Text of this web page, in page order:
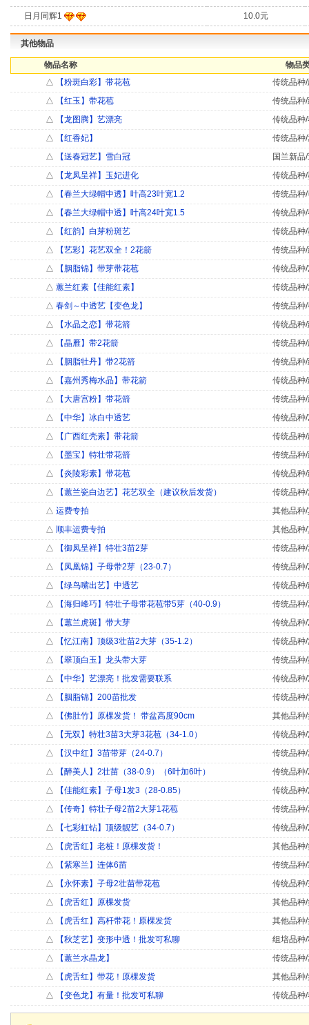
日月同辉1 10.0元
其他物品
物品名称
物品
△ 【粉斑白彩】带花苞
传统品种
△ 【红玉】带花苞
传统品种
△ 【龙图腾】艺漂亮
传统品种
△ 【红香妃】
传统品种
△ 【送春冠艺】雪白冠
国兰新品
△ 【龙凤呈祥】玉妃进化
传统品种
△ 【春兰大绿帽中透】叶高23叶宽1.2
传统品种
△ 【春兰大绿帽中透】叶高24叶宽1.5
传统品种
△ 【红韵】白芽粉斑艺
传统品种
△ 【艺彩】花艺双全！2花箭
传统品种
△ 【胭脂锦】带芽带花苞
传统品种
△ 蕙兰红素【佳能红素】
传统品种
△ 春剑～中透艺【变色龙】
传统品种
△ 【水晶之恋】带花箭
传统品种
△ 【晶雁】带2花箭
传统品种
△ 【胭脂牡丹】带2花箭
传统品种
△ 【嘉州秀梅水晶】带花箭
传统品种
△ 【大唐宫粉】带花箭
传统品种
△ 【中华】冰白中透艺
传统品种
△ 【广西红壳素】带花箭
传统品种
△ 【墨宝】特壮带花箭
传统品种
△ 【炎陵彩素】带花苞
传统品种
△ 【蕙兰瓷白边艺】花艺双全（建议秋后发货）
传统品种
△ 运费专拍
其他品种
△ 顺丰运费专拍
其他品种
△ 【御凤呈祥】特壮3苗2芽
传统品种
△ 【凤凰锦】子母带2芽（23-0.7）
传统品种
△ 【绿鸟嘴出艺】中透艺
传统品种
△ 【海归峰巧】特壮子母带花苞带5芽（40-0.9）
传统品种
△ 【蕙兰虎斑】带大芽
传统品种
△ 【忆江南】顶级3壮苗2大芽（35-1.2）
传统品种
△ 【翠顶白玉】龙头带大芽
传统品种
△ 【中华】艺漂亮！批发需要联系
传统品种
△ 【胭脂锦】200苗批发
传统品种
△ 【佛肚竹】原棵发货！ 带盆高度90cm
其他品种
△ 【无双】特壮3苗3大芽3花苞（34-1.0）
传统品种
△ 【汉中红】3苗带芽（24-0.7）
传统品种
△ 【醉美人】2壮苗（38-0.9）（6叶加6叶）
传统品种
△ 【佳能红素】子母1发3（28-0.85）
传统品种
△ 【传奇】特壮子母2苗2大芽1花苞
传统品种
△ 【七彩虹钻】顶级靓艺（34-0.7）
传统品种
△ 【虎舌红】老桩！原棵发货！
其他品种
△ 【紫寒兰】连体6苗
传统品种
△ 【永怀素】子母2壮苗带花苞
传统品种
△ 【虎舌红】原棵发货
其他品种
△ 【虎舌红】高杆带花！原棵发货
其他品种
△ 【秋芝艺】变形中透！批发可私聊
组培品种
△ 【蕙兰水晶龙】
传统品种
△ 【虎舌红】带花！原棵发货
其他品种
△ 【变色龙】有量！批发可私聊 传统品种